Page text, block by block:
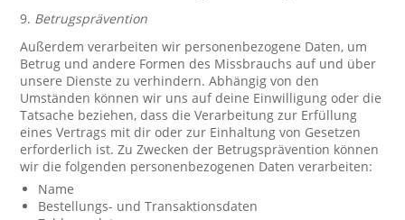
9. Betrugsprävention
Außerdem verarbeiten wir personenbezogene Daten, um
Betrug und andere Formen des Missbrauchs auf und über
unsere Dienste zu verhindern. Abhängig von den
Umständen können wir uns auf deine Einwilligung oder die
Tatsache beziehen, dass die Verarbeitung zur Erfüllung
eines Vertrags mit dir oder zur Einhaltung von Gesetzen
erforderlich ist. Zu Zwecken der Betrugsprävention können
wir die folgenden personenbezogenen Daten verarbeiten:
Name
Bestellungs- und Transaktionsdaten